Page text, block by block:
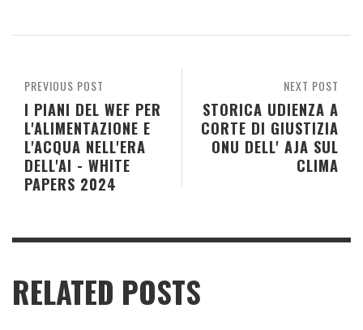
NEXT POST
STORICA UDIENZA A
CORTE DI GIUSTIZIA
ONU DELL' AJA SUL
CLIMA
PREVIOUS POST
I PIANI DEL WEF PER
L'ALIMENTAZIONE E
L'ACQUA NELL'ERA
DELL'AI - WHITE
PAPERS 2024
RELATED POSTS